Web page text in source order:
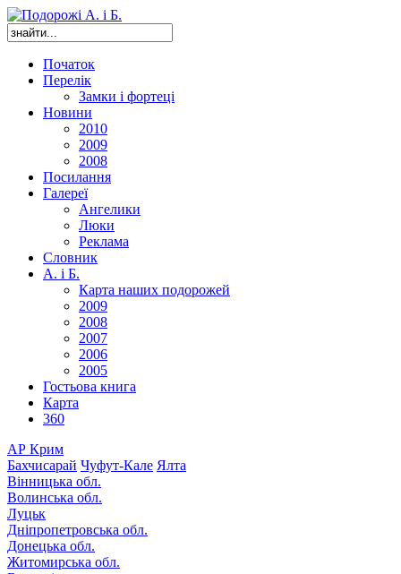
Початок
Перелік
Замки і фортеці
Новини
2010
2009
2008
Посилання
Галереї
Ангелики
Люки
Реклама
Словник
А. і Б.
Карта наших подорожей
2009
2008
2007
2006
2005
Гостьова книга
Карта
360
АР Крим
Бахчисарай Чуфут-Кале Ялта
Вінницька обл.
Волинська обл.
Луцьк
Дніпропетровська обл.
Донецька обл.
Житомирська обл.